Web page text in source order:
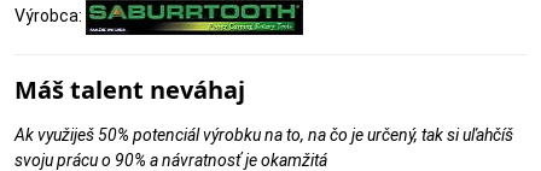
Výrobca:
Máš talent neváhaj
Ak využiješ 50% potenciál výrobku na to, na čo je určený, tak si uľahčíš
svoju prácu o 90% a návratnosť je okamžitá